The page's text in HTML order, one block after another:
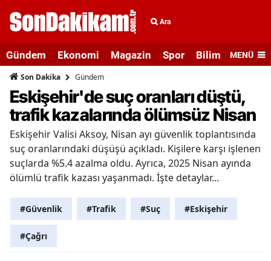
Ara
Gündem Ekonomi Magazin Spor Bilim veMENÜ
Son Dakika Gündem
Eskişehir'de suç oranları düştü,
trafik kazalarında ölümsüz Nisan
Eskişehir Valisi Aksoy, Nisan ayı güvenlik toplantısında
suç oranlarındaki düşüşü açıkladı. Kişilere karşı işlenen
suçlarda %5.4 azalma oldu. Ayrıca, 2025 Nisan ayında
ölümlü trafik kazası yaşanmadı. İşte detaylar...
#Güvenlik #Trafik #Suç #Eskişehir
#Çağrı